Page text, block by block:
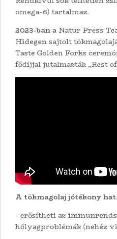
omega-6) tartalmaz.
2023-ban a Natur Press
Hidegen sajtolt
Taste Golden Forks
fődíjjal jutalmazták „Rest
A tökmagolaj jótékony
- erősítheti az
hólyagproblémák (nehéz